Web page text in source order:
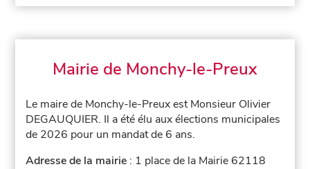
Mairie de Monchy-le-Preux
Le maire de Monchy-le-Preux est Monsieur Olivier
DEGAUQUIER. Il a été élu aux élections municipales
de 2026 pour un mandat de 6 ans.
Adresse de la mairie : 1 place de la Mairie 62118